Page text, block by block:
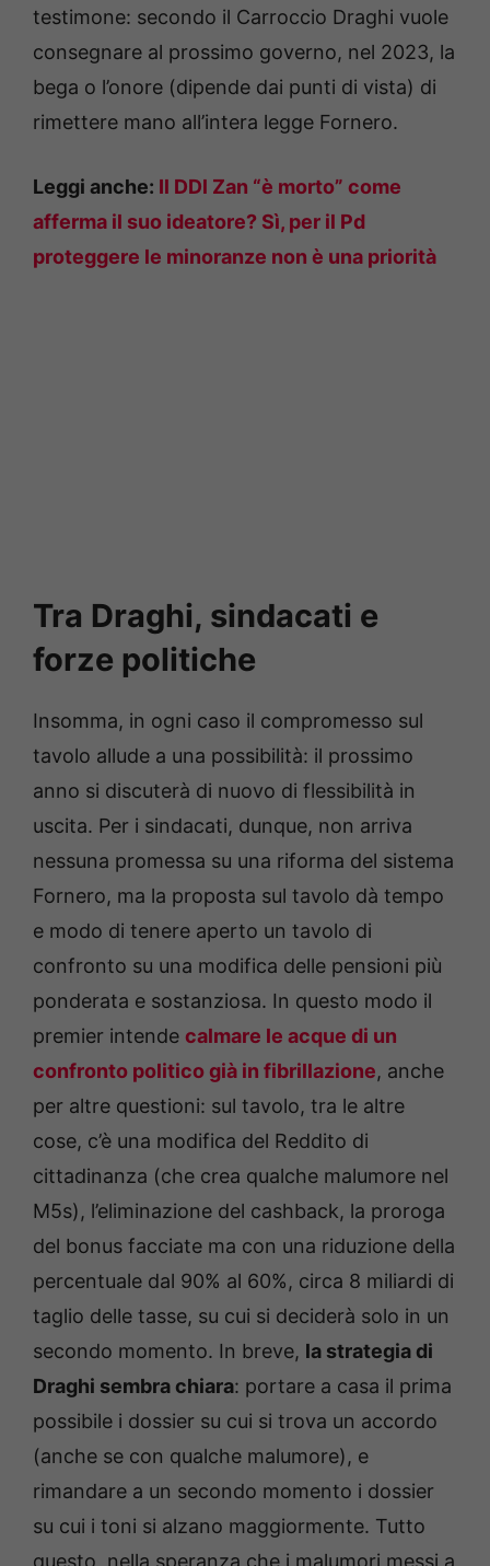
testimone: secondo il Carroccio Draghi vuole
consegnare al prossimo governo, nel 2023, la
bega o l’onore (dipende dai punti di vista) di
rimettere mano all’intera legge Fornero.
Leggi anche: Il DDl Zan “è morto” come
afferma il suo ideatore? Sì, per il Pd
proteggere le minoranze non è una priorità
Tra Draghi, sindacati e
forze politiche
Insomma, in ogni caso il compromesso sul
tavolo allude a una possibilità: il prossimo
anno si discuterà di nuovo di flessibilità in
uscita. Per i sindacati, dunque, non arriva
nessuna promessa su una riforma del sistema
Fornero, ma la proposta sul tavolo dà tempo
e modo di tenere aperto un tavolo di
confronto su una modifica delle pensioni più
ponderata e sostanziosa. In questo modo il
premier intende calmare le acque di un
confronto politico già in fibrillazione, anche
per altre questioni: sul tavolo, tra le altre
cose, c’è una modifica del Reddito di
cittadinanza (che crea qualche malumore nel
M5s), l’eliminazione del cashback, la proroga
del bonus facciate ma con una riduzione della
percentuale dal 90% al 60%, circa 8 miliardi di
taglio delle tasse, su cui si deciderà solo in un
secondo momento. In breve, la strategia di
Draghi sembra chiara: portare a casa il prima
possibile i dossier su cui si trova un accordo
(anche se con qualche malumore), e
rimandare a un secondo momento i dossier
su cui i toni si alzano maggiormente. Tutto
questo, nella speranza che i malumori messi a